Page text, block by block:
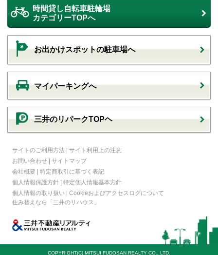
時間貸し自転車駐輪場
カテゴリーTOPへ
お出かけスポットの駐車場へ
マイパーキングへ
三井のリパークTOPヘ
サイトのご利用方法 | サイト利用上の注意
お問い合わせ | サイトマップ
会社概要 | 特定商取引に基づく表記
個人情報保護方針 | 特定個人情報基本方針
個人情報の取り扱い | Cookieおよびアクセスログについて
住み替えなら
「三井のリハウス」
COPYRIGHT(C) MITSUI FUDOSAN REALTY CO., LTD.